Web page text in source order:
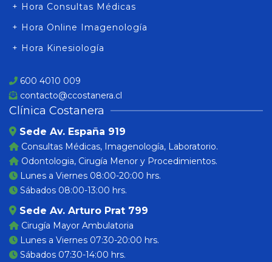
+ Hora Consultas Médicas
+ Hora Online Imagenología
+ Hora Kinesiología
600 4010 009
contacto@ccostanera.cl
Clínica Costanera
Sede Av. España 919
Consultas Médicas, Imagenología, Laboratorio.
Odontologia, Cirugía Menor y Procedimientos.
Lunes a Viernes 08:00-20:00 hrs.
Sábados 08:00-13:00 hrs.
Sede Av. Arturo Prat 799
Cirugía Mayor Ambulatoria
Lunes a Viernes 07:30-20:00 hrs.
Sábados 07:30-14:00 hrs.